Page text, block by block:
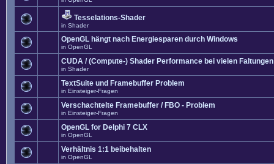
Tesselations-Shader
in Shader
OpenGL hängt nach Energiesparen durch Windows
in OpenGL
CUDA / (Compute-) Shader Performance bei vielen Faltungen
in Shader
TextSuite und Framebuffer Problem
in Einsteiger-Fragen
Verschachtelte Framebuffer / FBO - Problem
in Einsteiger-Fragen
OpenGL for Delphi 7 CLX
in OpenGL
Verhältnis 1:1 beibehalten
in OpenGL